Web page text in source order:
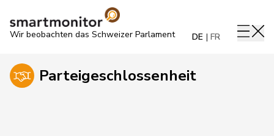
Wir beobachten das Schweizer Parlament DE FR
Parteigeschlossenheit